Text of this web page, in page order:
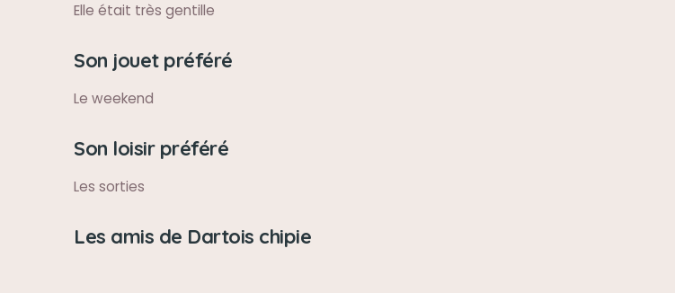
Elle était très gentille
Son jouet préféré
Le weekend
Son loisir préféré
Les sorties
Les amis de Dartois chipie